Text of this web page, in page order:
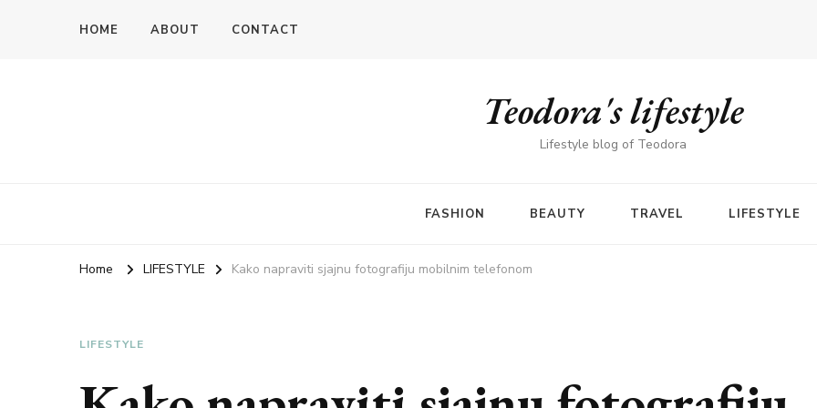
HOME ABOUT CONTACT
Teodora's lifestyle
Lifestyle blog of Teodora
FASHION BEAUTY TRAVEL LIFESTYLE
Home LIFESTYLE Kako napraviti sjajnu fotografiju mobilnim telefonom
LIFESTYLE